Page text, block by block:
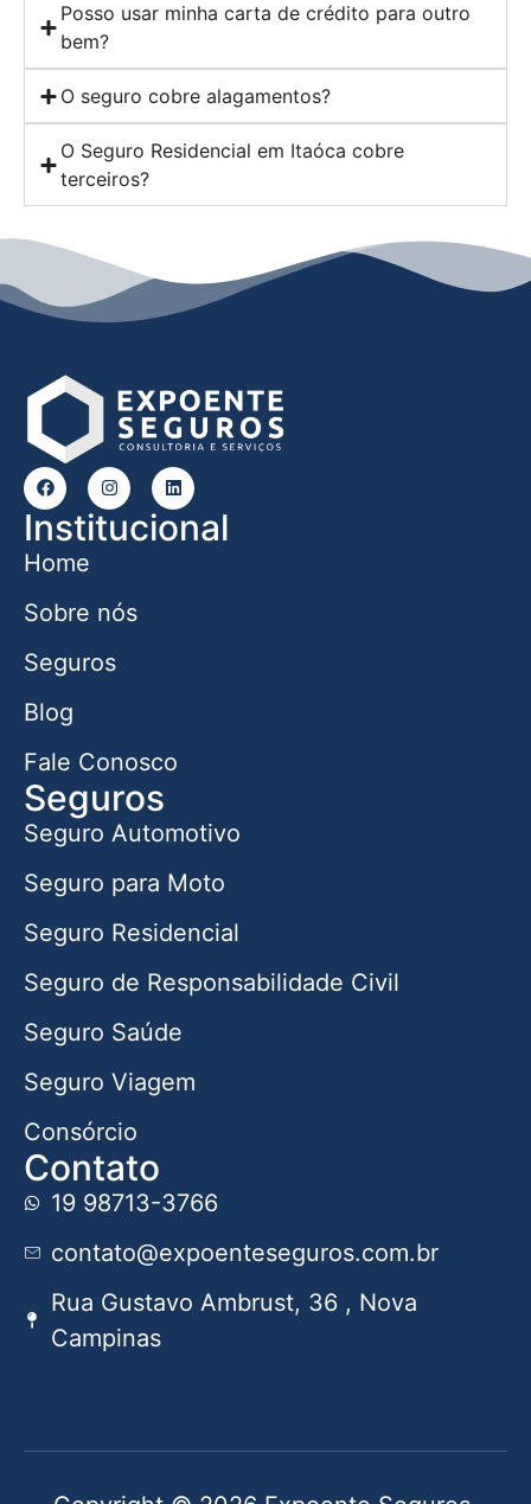
Posso usar minha carta de crédito para outro
bem?
O seguro cobre alagamentos?
O Seguro Residencial em Itaóca cobre
terceiros?
Institucional
Home
Sobre nós
Seguros
Blog
Fale Conosco
Seguros
Seguro Automotivo
Seguro para Moto
Seguro Residencial
Seguro de Responsabilidade Civil
Seguro Saúde
Seguro Viagem
Consórcio
Contato
19 98713-3766
contato@expoenteseguros.com.br
Rua Gustavo Ambrust, 36 , Nova
Campinas